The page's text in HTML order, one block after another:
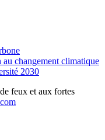
changement climatique
2030
feux et aux fortes